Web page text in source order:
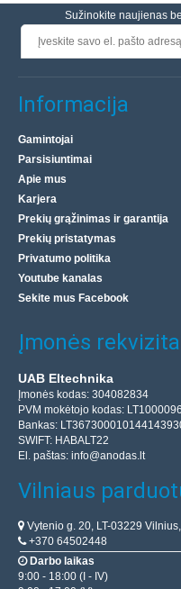
Sužinokite naujienas
Informacija
Gamintojai
Parsisiuntimai
Apie mus
Karjera
Prekių grąžinimas ir garantija
Prekių pristatymas
Privatumo politika
Youtube kanalas
Sekite mus Facebook
Įmonės
UAB Eltechnika
Įmonės kodas: 304082834
PVM mokėtojo kodas:
Bankas:
SWIFT: HABALT22
El. paštas: info@anodas.lt
Vilniaus
Vytenio g. 20, LT-03229
+370 64502448
Darbo laikas
9:00 - 18:00 (I - IV)